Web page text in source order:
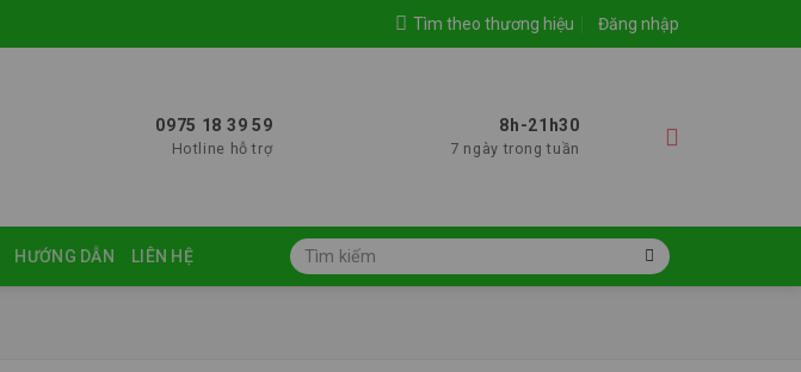
Tìm theo thương hiệu Đăng nhập
0975 18 39 59
Hotline hỗ trợ
8h-21h30
7 ngày trong tuần
HƯỚNG DẪN LIÊN HỆ
Tìm
kiếm: